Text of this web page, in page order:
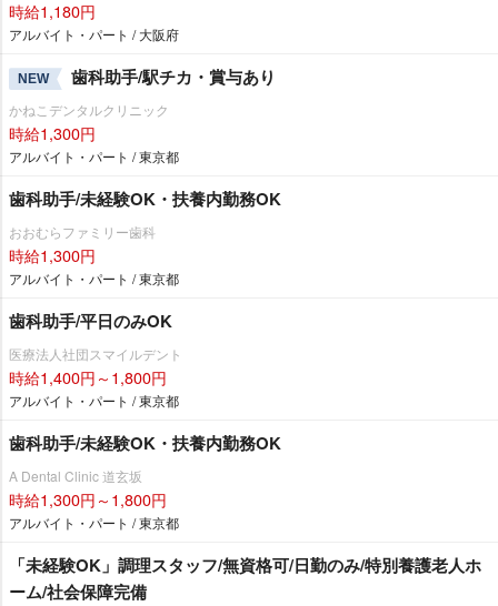
時給1,180円
アルバイト・パート / 大阪府
NEW 歯科助手/駅チカ・賞与あり
かねこデンタルクリニック
時給1,300円
アルバイト・パート / 東京都
歯科助手/未経験OK・扶養内勤務OK
おおむらファミリー歯科
時給1,300円
アルバイト・パート / 東京都
歯科助手/平日のみOK
医療法人社団スマイルデント
時給1,400円～1,800円
アルバイト・パート / 東京都
歯科助手/未経験OK・扶養内勤務OK
A Dental Clinic 道玄坂
時給1,300円～1,800円
アルバイト・パート / 東京都
「未経験OK」調理スタッフ/無資格可/日勤のみ/特別養護老人ホ
ーム/社会保障完備